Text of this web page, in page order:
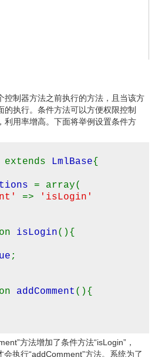
控制器方法之前执行的方法，且当该方
执行。条件方法可以方便权限控制
利用率增高。下面将举例设置条件方
extends LmlBase{
= array(
=>
'isLogin'
isLogin(){
;
addComment (){
方法增加了条件方法“isLogin”，
会执行“addComment”方法。系统为了